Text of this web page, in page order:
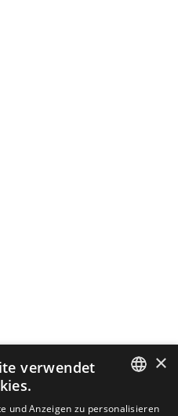
DUTCH
×
verwendet
und Anzeigen zu personalisieren